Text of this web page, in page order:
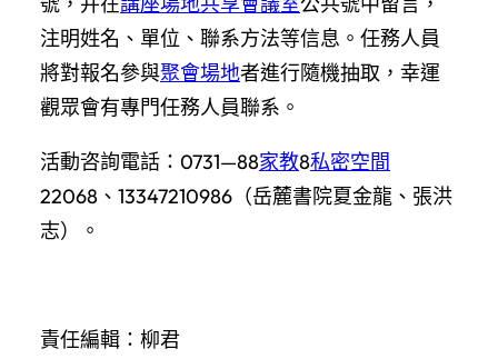
注明姓名、單位、聯系方法等信息。任務人員
將對報名參與聚會場地者進行隨機抽取，幸運
觀眾會有專門任務人員聯系。
活動咨詢電話：0731—88家教8私密空間
22068、13347210986（岳麓書院夏金龍、張洪
志）。
責任編輯：柳君